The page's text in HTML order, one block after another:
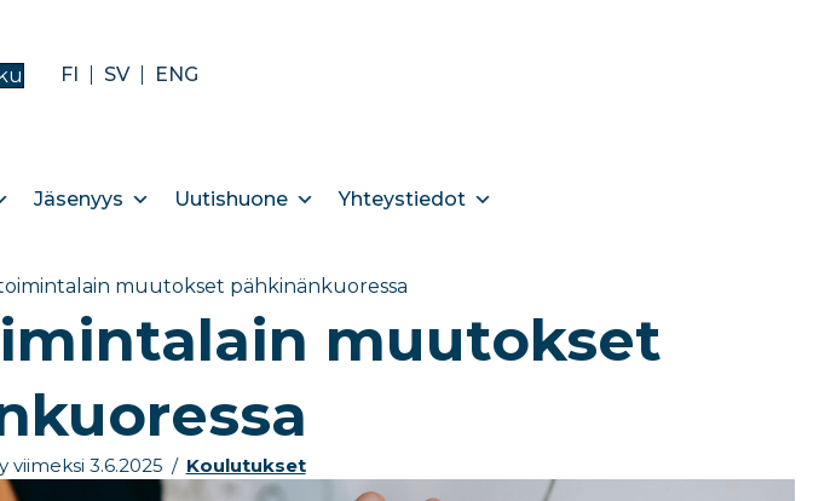
FI SV ENG
Jäsenyys Uutishuone Yhteystiedot
muutokset pähkinänkuoressa
muutokset
viimeksi 3.6.2025 / Koulutukset